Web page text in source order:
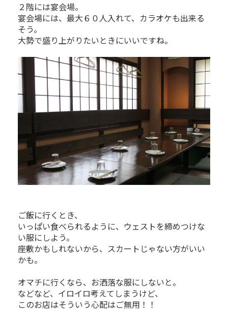
２階には宴会場。
宴会場には、最大６０人入れて、カラオケも出来る
そう。
大勢で盛り上がりたいときにいいですね。
ご飯に行くとき、
いっぱい食べられるように、ウェストを締めつけな
い服にしよう。
座敷かもしれないから、スカートじゃない方がいい
かも。
オマチに行くなら、お洒落な服にしないと。
などなど、イロイロ考えてしまうけど、
このお店はそういう心配はご無用！！